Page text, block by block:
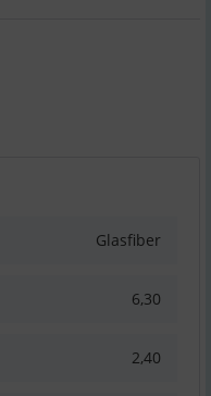
Glasfiber
6,30
2,40